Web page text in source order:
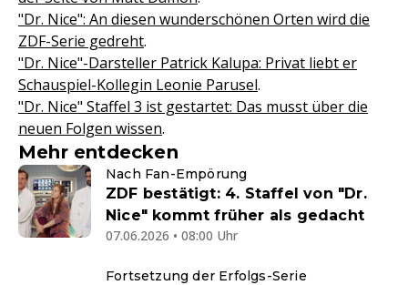
"Dr. Nice": An diesen wunderschönen Orten wird die
ZDF-Serie gedreht.
"Dr. Nice"-Darsteller Patrick Kalupa: Privat liebt er
Schauspiel-Kollegin Leonie Parusel.
"Dr. Nice" Staffel 3 ist gestartet: Das musst über die
neuen Folgen wissen.
Mehr entdecken
Nach Fan-Empörung
ZDF bestätigt: 4. Staffel von "Dr.
Nice" kommt früher als gedacht
07.06.2026 • 08:00 Uhr
Fortsetzung der Erfolgs-Serie